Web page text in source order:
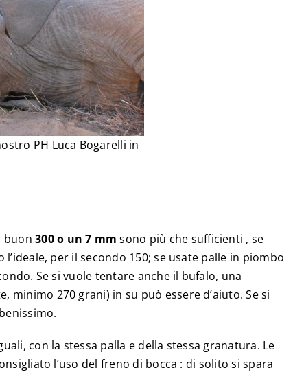
PH Luca Bogarelli in
buon300 o un 7 mm sono più che sufficienti , se
per il secondo 150; se usate palle in piombo
Se si vuole tentare anche il bufalo, una
minimo 270 grani) in su può essere d’aiuto. Se si
con la stessa palla e della stessa granatura. Le
l’uso del freno di bocca : di solito si spara